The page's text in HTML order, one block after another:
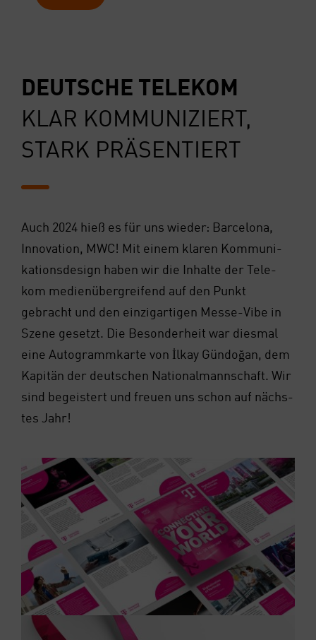
DEUT­SCHE TELE­KOM
KLAR KOM­MU­NI­ZIERT,
STARK PRÄ­SEN­TIERT
Auch 2024 hieß es für uns wie­der: Bar­ce­lo­na,
Inno­va­ti­on, MWC! Mit einem kla­ren Kom­mu­ni­
ka­ti­ons­de­sign haben wir die Inhal­te der Tele­
kom medi­en­über­grei­fend auf den Punkt
gebracht und den ein­zig­ar­ti­gen Mes­se-Vibe in
Sze­ne gesetzt. Die Beson­der­heit war dies­mal
eine Auto­gramm­kar­te von İlk­ay Gün­doğan, dem
Kapi­tän der deut­schen Natio­nal­mann­schaft. Wir
sind begeis­tert und freu­en uns schon auf nächs­
tes Jahr!